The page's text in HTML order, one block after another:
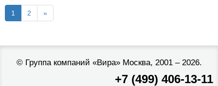
1 2 »
© Группа компаний «Вира»Москва, 2001 – 2026.
+7 (499) 406-13-11